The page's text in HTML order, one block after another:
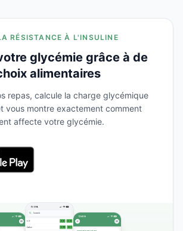
RÉSISTANCE À L'INSULINE
glycémie grâce à de
alimentaires
repas, calcule la charge glycémique
vous montre exactement comment
affecte votre glycémie.